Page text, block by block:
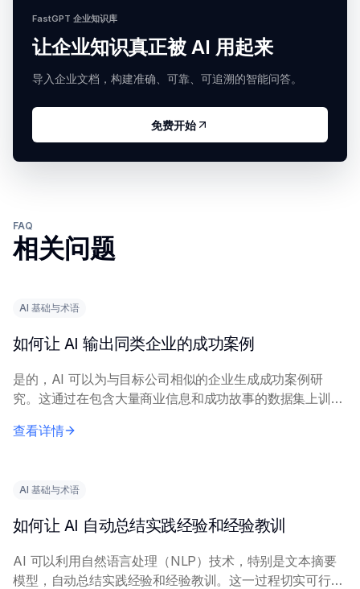
FastGPT 企业知识库
让企业知识真正被 AI 用起来
导入企业文档，构建准确、可靠、可追溯的智能问答。
免费开始
FAQ
相关问题
AI 基础与术语
如何让 AI 输出同类企业的成功案例
是的，AI 可以为与目标公司相似的企业生成成功案例研
究。这通过在包含大量商业信息和成功故事的数据集上训练
AI 提供精确的查询内容，包括具体...
查看详情
AI 基础与术语
如何让 AI 自动总结实践经验和经验教训
AI 可以利用自然语言处理（NLP）技术，特别是文本摘要
模型，自动总结实践经验和经验教训。这一过程切实可行，